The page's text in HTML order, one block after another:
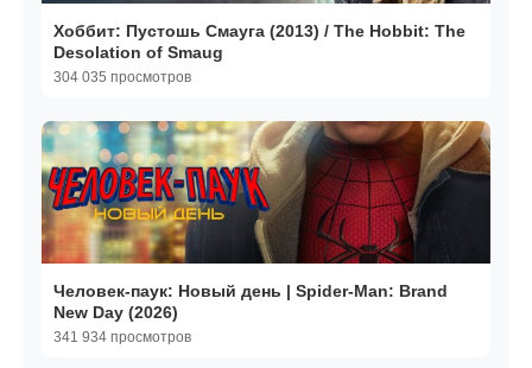
Хоббит: Пустошь Смауга (2013) / The Hobbit: The
Desolation of Smaug
304 035 просмотров
Человек-паук: Новый день | Spider-Man: Brand
New Day (2026)
341 934 просмотров